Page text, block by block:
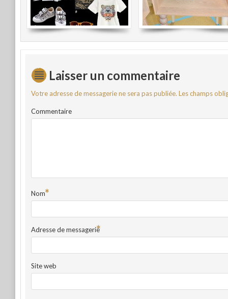
Laisser un commentaire
Votre adresse de messagerie ne sera pas publiée. Les champs
Commentaire
Nom*
Adresse de messagerie
*
Site web